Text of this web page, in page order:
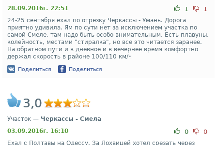
28.09.2016г. 22:51 1 1
24-25 сентября ехал по отрезку Черкассы - Умань. Дорога
приятно удивила. Ям по сути нет за исключением участка по
самой Смеле, там надо быть особо внимательным. Есть плавуны,
колейность, местами "стиралка", но все это читается заранее.
На обратном пути и в дневное и в вечернее время комфортно
держал скорость в районе 100/110 км/ч
Поделиться Поделиться
3,0
Участок — Черкассы - Смела
03.09.2016г. 16:10
0 0
Ехал с Полтавы на Одессу. За Лохвицей хотел срезать через